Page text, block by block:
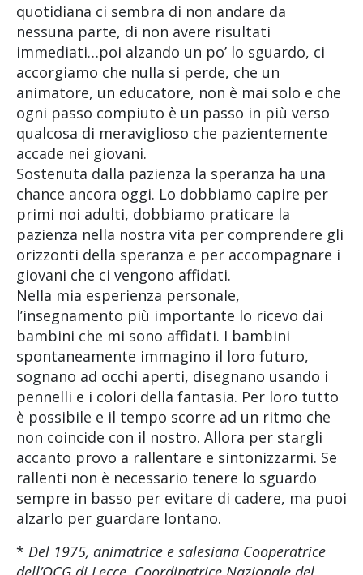
quotidiana ci sembra di non andare da
nessuna parte, di non avere risultati
immediati…poi alzando un po’ lo sguardo, ci
accorgiamo che nulla si perde, che un
animatore, un educatore, non è mai solo e che
ogni passo compiuto è un passo in più verso
qualcosa di meraviglioso che pazientemente
accade nei giovani.
Sostenuta dalla pazienza la speranza ha una
chance ancora oggi. Lo dobbiamo capire per
primi noi adulti, dobbiamo praticare la
pazienza nella nostra vita per comprendere gli
orizzonti della speranza e per accompagnare i
giovani che ci vengono affidati.
Nella mia esperienza personale,
l’insegnamento più importante lo ricevo dai
bambini che mi sono affidati. I bambini
spontaneamente immagino il loro futuro,
sognano ad occhi aperti, disegnano usando i
pennelli e i colori della fantasia. Per loro tutto
è possibile e il tempo scorre ad un ritmo che
non coincide con il nostro. Allora per stargli
accanto provo a rallentare e sintonizzarmi. Se
rallenti non è necessario tenere lo sguardo
sempre in basso per evitare di cadere, ma puoi
alzarlo per guardare lontano.
* Del 1975, animatrice e salesiana Cooperatrice